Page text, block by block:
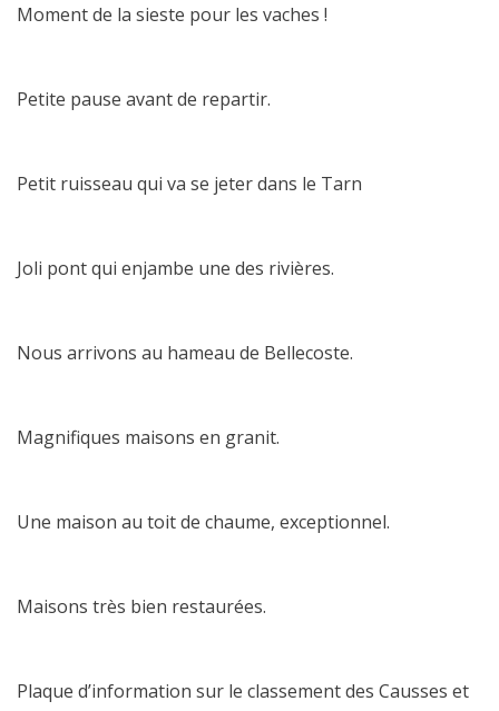
Moment de la sieste pour les vaches !
Petite pause avant de repartir.
Petit ruisseau qui va se jeter dans le Tarn
Joli pont qui enjambe une des rivières.
Nous arrivons au hameau de Bellecoste.
Magnifiques maisons en granit.
Une maison au toit de chaume, exceptionnel.
Maisons très bien restaurées.
Plaque d’information sur le classement des Causses et